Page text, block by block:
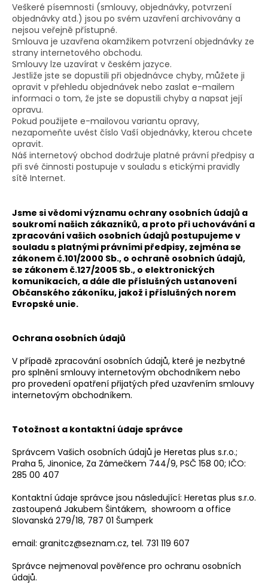
Veškeré písemnosti (smlouvy, objednávky, potvrzení
objednávky atd.) jsou po svém uzavření archivovány a
nejsou veřejně přístupné.
Smlouva je uzavřena okamžikem potvrzení objednávky ze
strany internetového obchodu.
Smlouvy lze uzavírat v českém jazyce.
Jestliže jste se dopustili při objednávce chyby, můžete ji
opravit v přehledu objednávek nebo zaslat e-mailem
informaci o tom, že jste se dopustili chyby a napsat její
opravu.
Pokud použijete e-mailovou variantu opravy,
nezapomeňte uvést číslo Vaší objednávky, kterou chcete
opravit.
Náš internetový obchod dodržuje platné právní předpisy a
při své činnosti postupuje v souladu s etickými pravidly
sítě Internet.
Jsme si vědomi významu ochrany osobních údajů a
soukromí našich zákazníků, a proto při uchovávání a
zpracování vašich osobních údajů postupujeme v
souladu s platnými právními předpisy, zejména se
zákonem č.101/2000 Sb., o ochraně osobních údajů,
se zákonem č.127/2005 Sb., o elektronických
komunikacích, a dále dle příslušných ustanovení
Občanského zákoníku, jakož i příslušných norem
Evropské unie.
Ochrana osobních údajů
V případě zpracování osobních údajů, které je nezbytné
pro splnění smlouvy internetovým obchodníkem nebo
pro provedení opatření přijatých před uzavřením smlouvy
internetovým obchodníkem.
Totožnost a kontaktní údaje správce
Správcem Vašich osobních údajů je Heretas plus s.r.o.;
Praha 5, Jinonice, Za Zámečkem 744/9, PSČ 158 00; IČO:
285 00 407
Kontaktní údaje správce jsou následující: Heretas plus s.r.o.
zastoupená Jakubem Šintákem, showroom a office
Slovanská 279/18, 787 01 Šumperk
email: granitcz@seznam.cz, tel. 731 119 607
Správce nejmenoval pověřence pro ochranu osobních
údajů.